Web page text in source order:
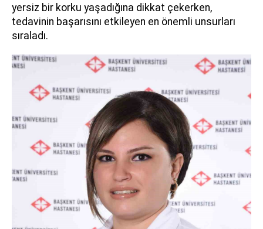
yersiz bir korku yaşadığına dikkat çekerken,
tedavinin başarısını etkileyen en önemli unsurları
sıraladı.